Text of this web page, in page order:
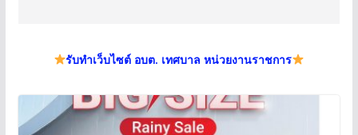
รับทำเว็บไซต์ อบต. เทศบาล หน่วยงานราชการ